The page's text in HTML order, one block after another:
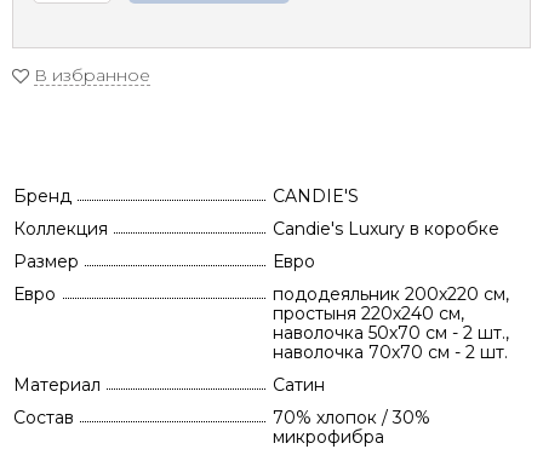
В избранное
Бренд
CANDIE'S
Коллекция
Candie's Luxury в коробке
Размер
Евро
Евро
пододеяльник 200х220 см,
простыня 220х240 см,
наволочка 50х70 см - 2 шт.,
наволочка 70х70 см - 2 шт.
Материал
Сатин
Состав
70% хлопок / 30%
микрофибра